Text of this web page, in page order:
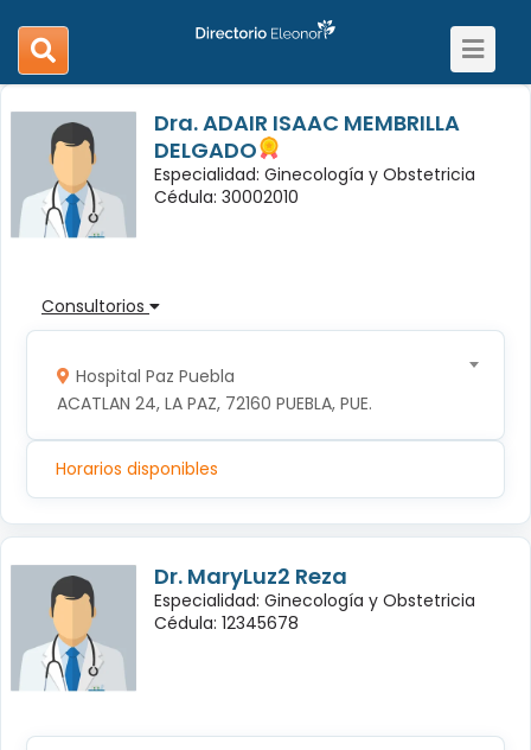
search
navigation
Toggle
Dra. ADAIR ISAAC MEMBRILLA
DELGADO
Especialidad: Ginecología y Obstetricia
Cédula: 30002010
Consultorios
Hospital Paz Puebla
ACATLAN 24, LA PAZ, 72160 PUEBLA, PUE.
Horarios disponibles
Dr. MaryLuz2 Reza
Especialidad: Ginecología y Obstetricia
Cédula: 12345678